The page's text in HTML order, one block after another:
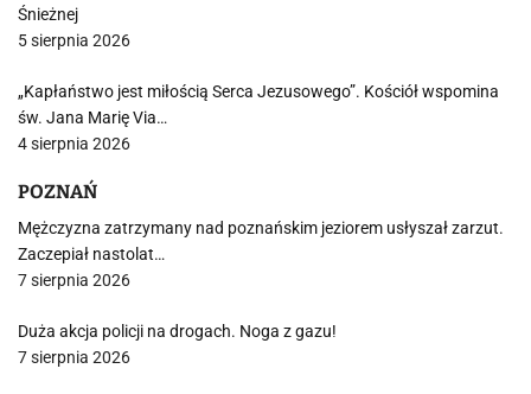
Śnieżnej
5 sierpnia 2026
„Kapłaństwo jest miłością Serca Jezusowego”. Kościół wspomina
św. Jana Marię Via…
4 sierpnia 2026
POZNAŃ
Mężczyzna zatrzymany nad poznańskim jeziorem usłyszał zarzut.
Zaczepiał nastolat…
7 sierpnia 2026
Duża akcja policji na drogach. Noga z gazu!
7 sierpnia 2026